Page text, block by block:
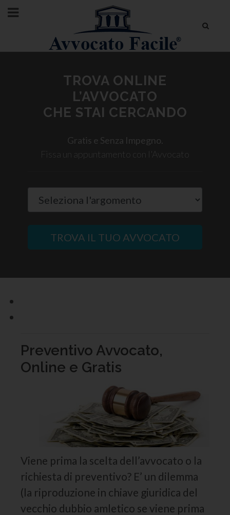
TROVA ONLINE
L’AVVOCATO
CHE STAI CERCANDO
Gratis e Senza Impegno.
Fissa un appuntamento con l'Avvocato
TROVA IL TUO AVVOCATO
Preventivo Avvocato,
Online e Gratis
Viene prima la scelta dell’avvocato o la
richiesta di preventivo? E’ un dilemma
(la riproduzione in chiave giuridica del
vecchio dubbio amletico se viene prima